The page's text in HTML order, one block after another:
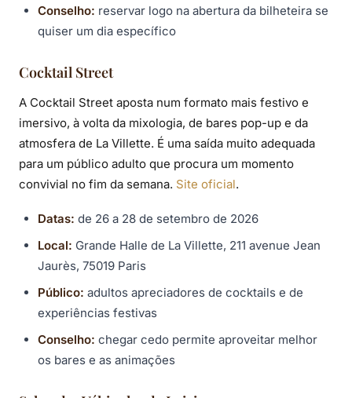
Conselho: reservar logo na abertura da bilheteira se
quiser um dia específico
Cocktail Street
A Cocktail Street aposta num formato mais festivo e
imersivo, à volta da mixologia, de bares pop-up e da
atmosfera de La Villette. É uma saída muito adequada
para um público adulto que procura um momento
convivial no fim da semana. Site oficial.
Datas: de 26 a 28 de setembro de 2026
Local: Grande Halle de La Villette, 211 avenue Jean
Jaurès, 75019 Paris
Público: adultos apreciadores de cocktails e de
experiências festivas
Conselho: chegar cedo permite aproveitar melhor
os bares e as animações